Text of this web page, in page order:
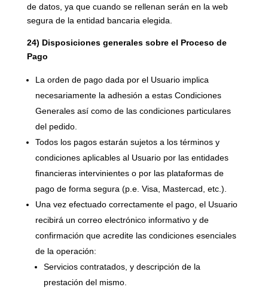
de datos, ya que cuando se rellenan serán en la web
segura de la entidad bancaria elegida.
24) Disposiciones generales sobre el Proceso de
Pago
La orden de pago dada por el Usuario implica
necesariamente la adhesión a estas Condiciones
Generales así como de las condiciones particulares
del pedido.
Todos los pagos estarán sujetos a los términos y
condiciones aplicables al Usuario por las entidades
financieras intervinientes o por las plataformas de
pago de forma segura (p.e. Visa, Mastercad, etc.).
Una vez efectuado correctamente el pago, el Usuario
recibirá un correo electrónico informativo y de
confirmación que acredite las condiciones esenciales
de la operación:
Servicios contratados, y descripción de la
prestación del mismo.